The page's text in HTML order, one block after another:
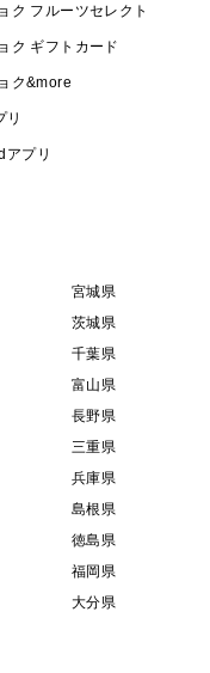
ク フルーツセレクト
ク ギフトカード
ク&more
リ
アプリ
宮城県
茨城県
千葉県
富山県
長野県
三重県
兵庫県
島根県
徳島県
福岡県
大分県